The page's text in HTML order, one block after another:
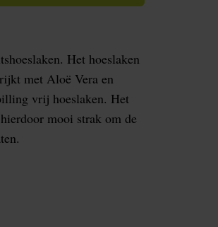
Het hoeslaken
met Aloë Vera en
vrij hoeslaken. Het
mooi strak om de